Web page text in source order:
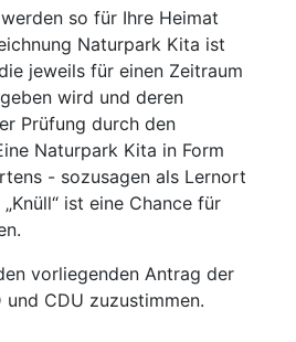
so für Ihre Heimat
Naturpark Kita ist
jeweils für einen Zeitraum
wird und deren
Prüfung durch den
Naturpark Kita in Form
- sozusagen als Lernort
ist eine Chance für
vorliegenden Antrag der
und CDU zuzustimmen.